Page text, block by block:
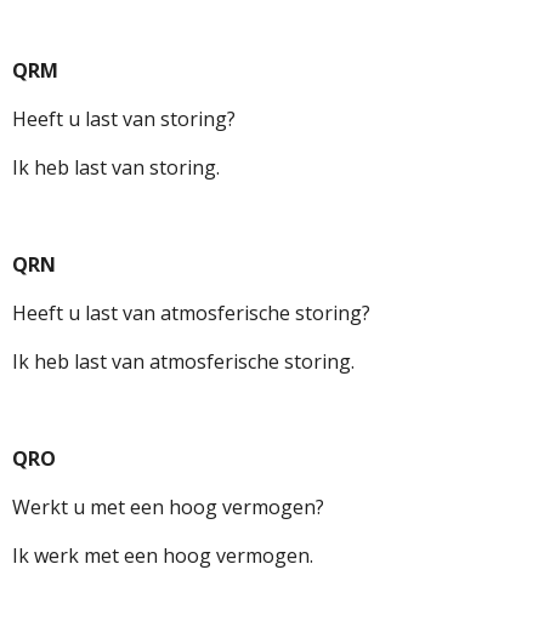
QRM
Heeft u last van storing?
Ik heb last van storing.
QRN
Heeft u last van atmosferische storing?
Ik heb last van atmosferische storing.
QRO
Werkt u met een hoog vermogen?
Ik werk met een hoog vermogen.